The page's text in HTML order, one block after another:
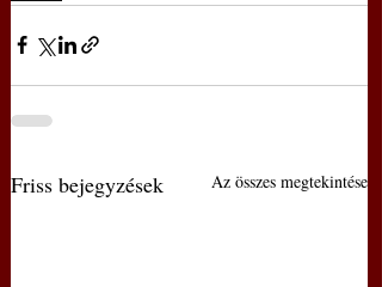
Friss bejegyzések Az összes megtekintése